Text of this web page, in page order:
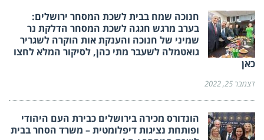
חנוכה שמח בבית לשכת המסחר ירושלים:
בערב מרגש חגגה לשכת המסחר הדלקת נר
שמיני של חנוכה והענקת אות הוקרה לשגריר
גואטמלה לשעבר מתי כהן, לסיקור המלא לחצו
כאן
דצמבר 25, 2022
הונדורס מכירה בירושלים כבירת העם היהודי
ופותחת נציגות דיפלומטית – משרד הסחר בבית